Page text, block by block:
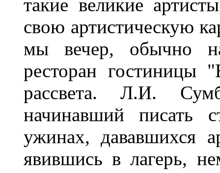
такие великие
свою артистическую
мы вечер, обычно
ресторан гостиницы
рассвета. Л.И.
начинавший писать
ужинах, дававшихся
явившись в лагерь,